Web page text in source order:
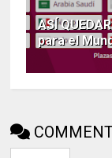
ASÍ
para el